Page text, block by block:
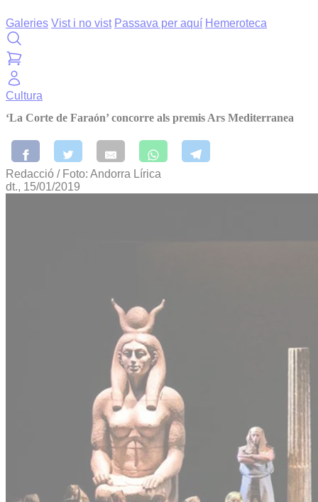
Galeries Vist i no vist Passava per aquí Hemeroteca
Cultura
‘La Corte de Faraón’ concorre als premis Ars Mediterranea
Redacció / Foto: Andorra Lírica
dt., 15/01/2019